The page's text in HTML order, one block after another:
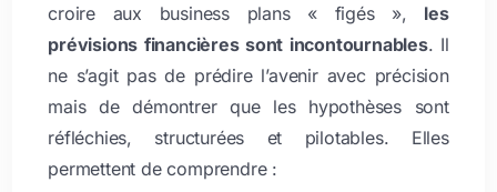
croire aux business plans « figés », les
prévisions financières sont incontournables. Il
ne s’agit pas de prédire l’avenir avec précision
mais de démontrer que les hypothèses sont
réfléchies, structurées et pilotables. Elles
permettent de comprendre :